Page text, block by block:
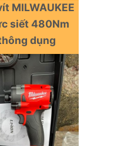
MILWAUKEE
siết 480Nm
dụng